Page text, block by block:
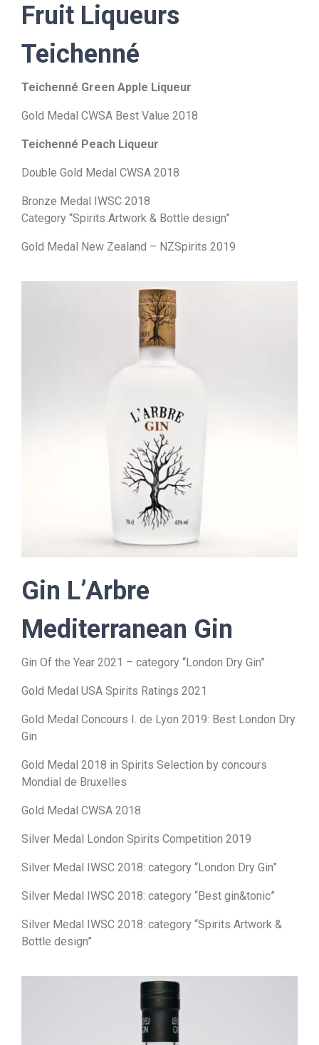
Fruit Liqueurs
Teichenné
Teichenné Green Apple Liqueur
Gold Medal CWSA Best Value 2018
Teichenné Peach Liqueur
Double Gold Medal CWSA 2018
Bronze Medal IWSC 2018
Category “Spirits Artwork & Bottle design”
Gold Medal New Zealand – NZSpirits 2019
Gin L’Arbre
Mediterranean Gin
Gin Of the Year 2021 – category “London Dry Gin”
Gold Medal USA Spirits Ratings 2021
Gold Medal Concours I. de Lyon 2019: Best London Dry
Gin
Gold Medal 2018 in Spirits Selection by concours
Mondial de Bruxelles
Gold Medal CWSA 2018
Silver Medal London Spirits Competition 2019
Silver Medal IWSC 2018: category “London Dry Gin”
Silver Medal IWSC 2018: category “Best gin&tonic”
Silver Medal IWSC 2018: category “Spirits Artwork &
Bottle design”